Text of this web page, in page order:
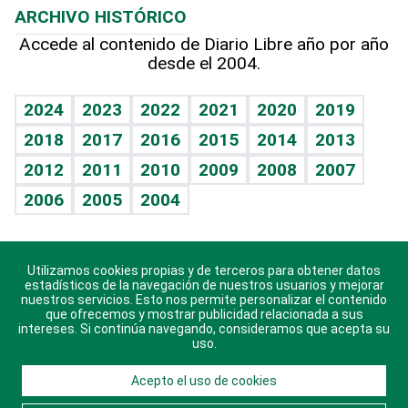
Hablando con el pediatra
Vida y familia
Eñe
Celebrando la vida
Sin complejos
En pocas palabras
Escuchando al corazón
Economía Personal
Línea de hit
TBT Deportivo
Más firmas
Hecho en casa
Guía del dinero
Cumpleaños
Horóscopos
Crucigramas
ARCHIVO HISTÓRICO
Accede al contenido de Diario Libre año por año
desde el 2004.
2024 2023 2022 2021 2020
2019
2018
2017 2016 2015 2014
2013
2012
2011 2010 2009 2008
2007
2006
2005 2004
Descarga nuestras aplicaciones para Android, iOS y
sistema Huawei.
© 2021 Diario Libre, todos los derechos reservados.
Utilizamos cookies propias y de terceros para obtener datos
estadísticos de la navegación de nuestros usuarios y mejorar
nuestros servicios. Esto nos permite personalizar el contenido
que ofrecemos y mostrar publicidad relacionada a sus
intereses. Si continúa navegando, consideramos que acepta su
uso.
Acepto el uso de cookies